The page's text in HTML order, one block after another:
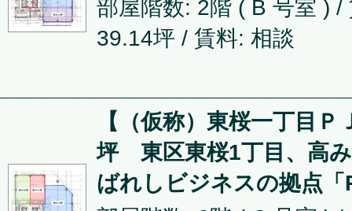
部屋階数: 2階 ( B 号室 ) /
39.14坪 / 賃料: 相談
【（仮称）東桜一丁目Ｐ
坪 東区東桜1丁目、高
ばれしビジネスの拠点「